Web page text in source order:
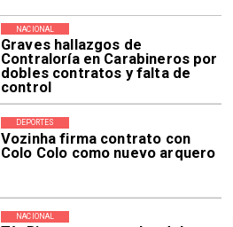
Graves hallazgos de
Contraloría en Carabineros por
dobles contratos y falta de
control
NACIONAL
Vozinha firma contrato con
Colo Colo como nuevo arquero
DEPORTES
NACIONAL